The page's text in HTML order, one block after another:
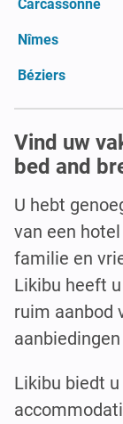
Carcassonne
Nîmes
Béziers
Vind uw
bed and
U hebt
van een
familie en
Likibu heeft
ruim aanbod
Likibu biedt